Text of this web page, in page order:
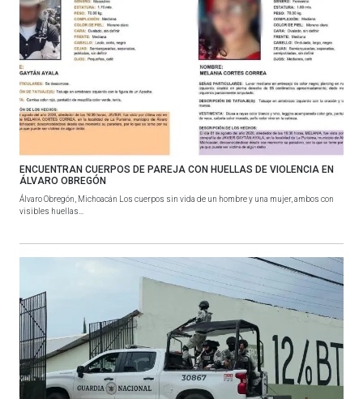
ENCUENTRAN CUERPOS DE PAREJA CON HUELLAS DE VIOLENCIA EN
ÁLVARO OBREGÓN
Álvaro Obregón, Michoacán Los cuerpos sin vida de un hombre y una mujer, ambos con
visibles huellas...